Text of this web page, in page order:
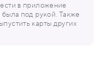
в приложение
под рукой. Также
карты других